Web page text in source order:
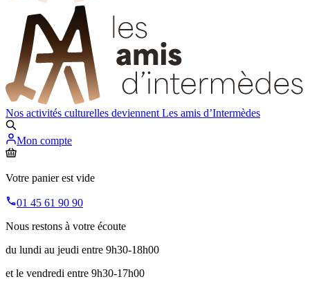
Nos activités culturelles deviennent Les amis d’Intermèdes
Mon compte
Votre panier est vide
01 45 61 90 90
Nous restons à votre écoute
du lundi au jeudi entre 9h30-18h00
et le vendredi entre 9h30-17h00